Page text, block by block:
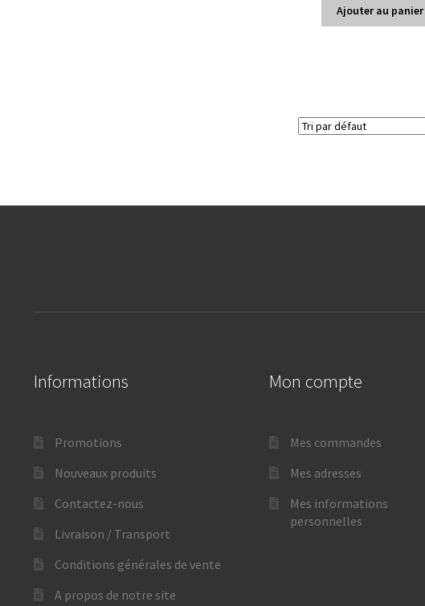
519.90 €.
Ajouter au panier
Informations
Promotions
Nouveaux produits
Contactez-nous
Livraison / Transport
Conditions générales de vente
A propos de notre site
Mon compte
Mes commandes
Mes adresses
Mes informations
personnelles